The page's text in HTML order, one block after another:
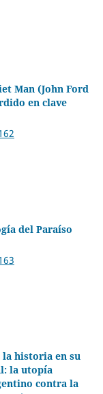
Man (John Ford
en clave
del Paraíso
historia en su
la utopía
contra la